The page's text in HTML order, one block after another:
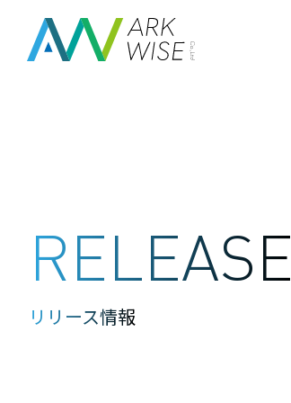
RELEASE
リリース情報